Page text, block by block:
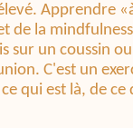
Apprendre
de la
un coussin
C'est un
qui est là, de ce